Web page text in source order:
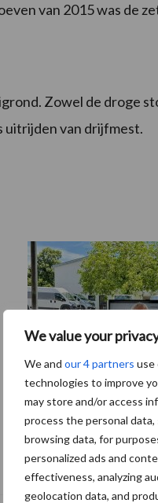
We value your
We and our 4 partners use
technologies to improve
may store and/or access
process the personal data,
browsing data, for
personalized ads and
effectiveness, analyzing
geolocation data, and
van 2015 was de
Zowel de droge
uitrijden van drijfmest.
Tien praktische
levensduur